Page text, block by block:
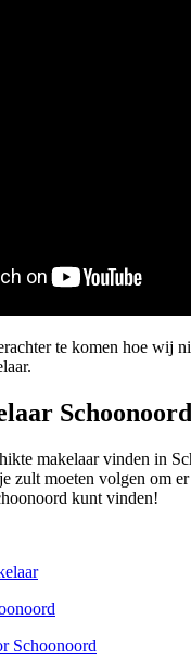
te komen hoe wij
Schoonoord
makelaar vinden in
zult moeten volgen om
kunt vinden!
Schoonoord